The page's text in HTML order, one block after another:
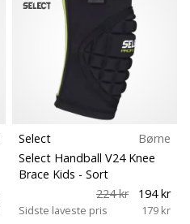
Select
Børne
Select Handball V24 Knee
Brace Kids - Sort
224 kr
194 kr
Sidste laveste pris 179 kr